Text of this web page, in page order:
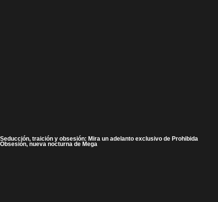
Seducción, traición y obsesión: Mira un adelanto exclusivo de Prohibida
Obsesión, nueva nocturna de Mega